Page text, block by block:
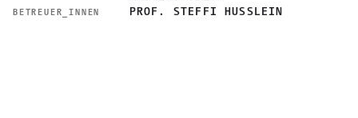
BETREUER_INNEN PROF. STEFFI HUSSLEIN